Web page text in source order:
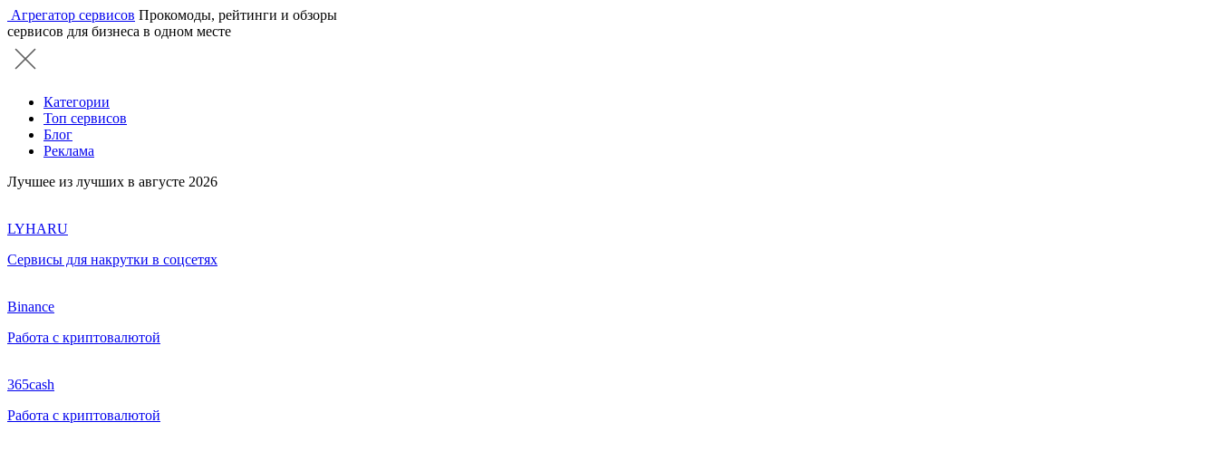
Агрегатор сервисов Прокомоды, рейтинги и обзоры
сервисов для бизнеса в одном месте
Категории
Топ сервисов
Блог
Реклама
Лучшее из лучших в августе 2026
LYHARU
Сервисы для накрутки в соцсетях
Binance
Работа с криптовалютой
365cash
Работа с криптовалютой